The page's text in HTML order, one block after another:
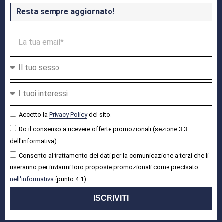
Resta sempre aggiornato!
Accetto la Privacy Policydel sito.
Do il consenso a ricevere offerte promozionali (sezione 3.3
dell'informativa).
Consento al trattamento dei dati per la comunicazione a terzi che li
useranno per inviarmi loro proposte promozionali come precisato
nell'informativa (punto 4.1).
ISCRIVITI